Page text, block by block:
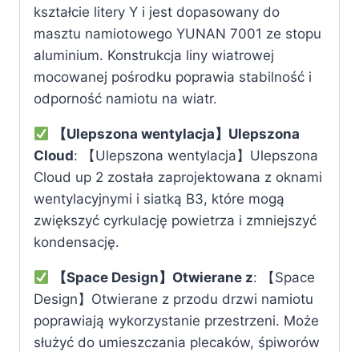
kształcie litery Y i jest dopasowany do
masztu namiotowego YUNAN 7001 ze stopu
aluminium. Konstrukcja liny wiatrowej
mocowanej pośrodku poprawia stabilność i
odporność namiotu na wiatr.
【Ulepszona wentylacja】Ulepszona
Cloud: 【Ulepszona wentylacja】Ulepszona
Cloud up 2 została zaprojektowana z oknami
wentylacyjnymi i siatką B3, które mogą
zwiększyć cyrkulację powietrza i zmniejszyć
kondensację.
【Space Design】Otwierane z: 【Space
Design】Otwierane z przodu drzwi namiotu
poprawiają wykorzystanie przestrzeni. Może
służyć do umieszczania plecaków, śpiworów